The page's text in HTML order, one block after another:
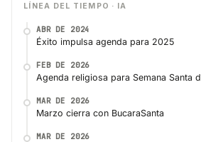
LÍNEA DEL TIEMPO · IA
ABR DE 2024
Éxito impulsa agenda para 2025
FEB DE 2026
Agenda religiosa para Semana Santa
MAR DE 2026
Marzo cierra con BucaraSanta
MAR DE 2026